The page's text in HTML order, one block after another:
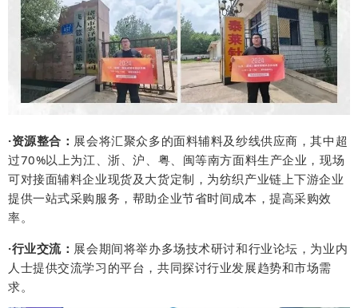
·资源整合： 展会将汇聚众多的面料辅料及纱线供应商，其中超
过70%以上为江、浙、沪、粤、
闽等南方面料生产企业，现场
可对接面辅料企业现货及大货定制， 为纺织产业链上下游企业
提供一站式采购服务， 帮助企业节省时间成本，提高采购效
率。
·行业交流： 展会期间将举办多场技术研讨和行业论坛，为业内
人士提供交流学习的平台，共同探讨行业发展趋势和市场需
求。